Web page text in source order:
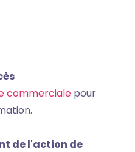
commerciale pour
de l'action de